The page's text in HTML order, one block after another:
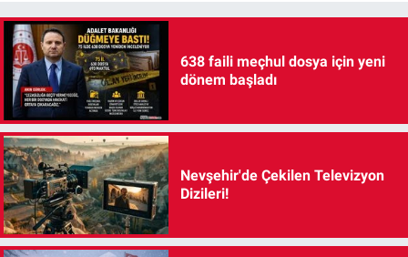
638 faili meçhul dosya için yeni
dönem başladı
Nevşehir'de Çekilen Televizyon
Dizileri!